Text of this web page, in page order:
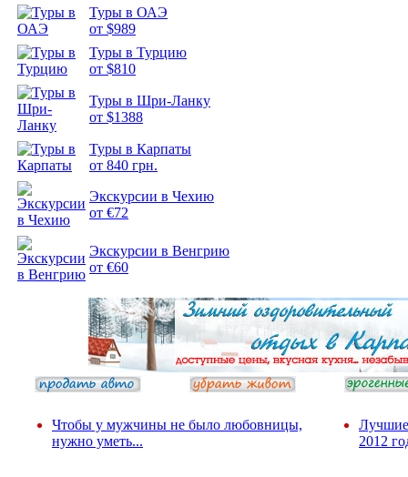
Туры в ОАЭ
от $989
Туры в Турцию
от $810
Туры в Шри-Ланку
от $1388
Туры в Карпаты
от 840 грн.
Экскурсии в Чехию
от €72
Экскурсии в Венгрию
от €60
Чтобы у мужчины не было любовницы,
нужно уметь...
Лучшие
2012